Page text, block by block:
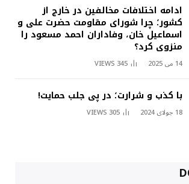
ادامه اختلافات مخالفین در خارج از
کشور؛ چرا شورای مقاومت حضرت علی و
اسماعیل خان، وفاداران احمد مسعود را
منزوی کرد؟
14 می 2025 345
VIEWS
با کذب و شرارت؛ در پی جلب حمایت!
18 جولای 2024 305
VIEWS